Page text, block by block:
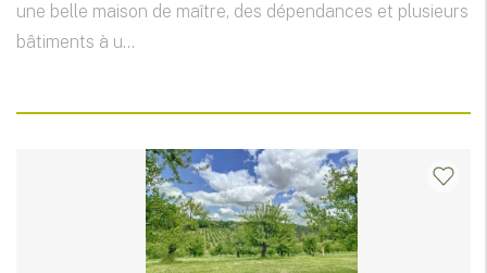
une belle maison de maître, des dépendances et plusieurs
bâtiments à u...